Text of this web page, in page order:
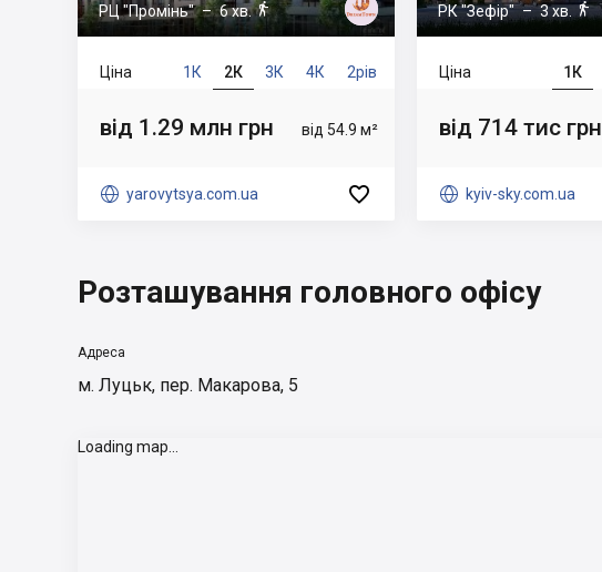
РЦ "Промінь"– 6 хв.
1К 2К 3К 4К 2рів
Ціна
від 54.9 м²
від 1.29 млн грн
 yarovytsya.com.ua 
РК "Зефір"– 3 хв. 
1К
Ціна
від 714 тис грн
 kyiv-sky.com.ua
Розташування головного офісу
Адреса
м. Луцьк, пер. Макарова, 5
Loading map...